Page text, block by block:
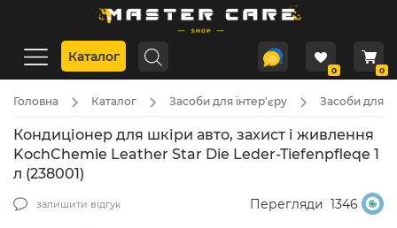
Каталог
0 0
Головна Каталог Засоби для інтер'єру Засоби для
Кондиціонер для шкіри авто, захист і живлення
KochChemie Leather Star Die Leder-Tiefenpfleqe 1
л (238001)
залишити відгук Перегляди 1346